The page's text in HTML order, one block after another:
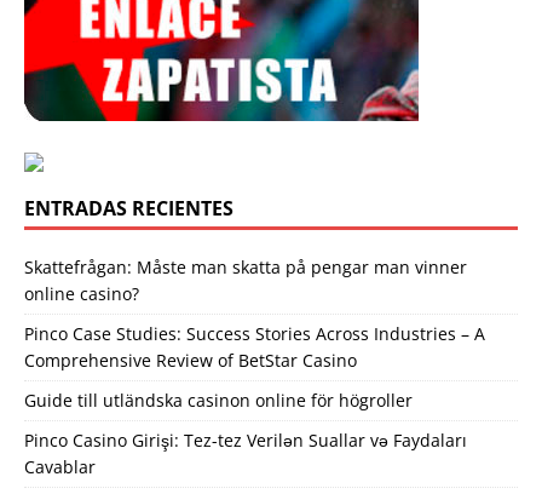
ENTRADAS RECIENTES
Skattefrågan: Måste man skatta på pengar man vinner
online casino?
Pinco Case Studies: Success Stories Across Industries – A
Comprehensive Review of BetStar Casino
Guide till utländska casinon online för högroller
Pinco Casino Girişi: Tez-tez Verilən Suallar və Faydaları
Cavablar